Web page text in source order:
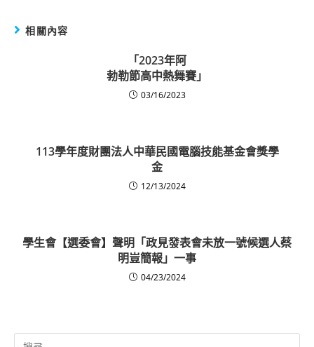
相關內容
「2023年阿
勃勒節高中熱舞賽」
03/16/2023
113學年度財團法人中華民國電腦技能基金會獎學
金
12/13/2024
學生會【選委會】聲明「政見發表會未放一號候選人蔡
明豈簡報」一事
04/23/2024
Search